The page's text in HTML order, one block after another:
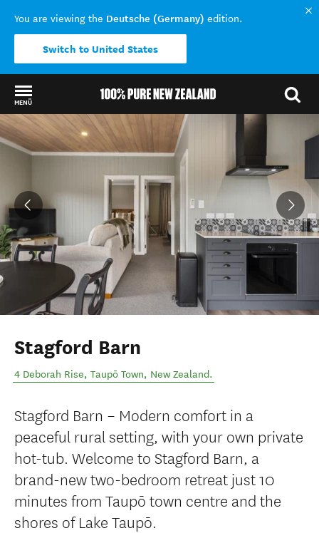
You are viewing the Deutsche (Germany) edition.
Switch to United States
MENÜ
Back to my results
Stagford Barn
4 Deborah Rise, Taupō Town, New Zealand.
Stagford Barn – Modern comfort in a
peaceful rural setting, with your own private
hot-tub. Welcome to Stagford Barn, a
brand-new two-bedroom retreat just 10
minutes from Taupō town centre and the
shores of Lake Taupō.